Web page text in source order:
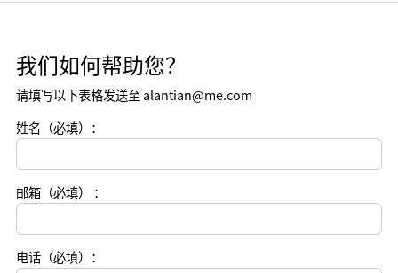
我们如何帮助您？
请填写以下表格发送至 alantian@me.com
姓名（必填）：
邮箱（必填） ：
电话（必填）：